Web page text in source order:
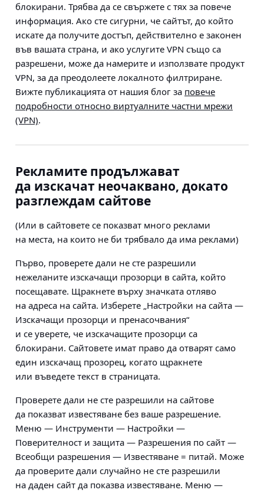
блокирани. Трябва да се свържете с тях за повече
информация. Ако сте сигурни, че сайтът, до който
искате да получите достъп, действително е законен
във вашата страна, и ако услугите VPN също са
разрешени, може да намерите и използвате продукт
VPN, за да преодолеете локалното филтриране.
Вижте публикацията от нашия блог за повече
подробности относно виртуалните частни мрежи
(VPN).
Рекламите продължават
да изскачат неочаквано, докато
разглеждам сайтове
(Или в сайтовете се показват много реклами
на места, на които не би трябвало да има реклами)
Първо, проверете дали не сте разрешили
нежеланите изскачащи прозорци в сайта, който
посещавате. Щракнете върху значката отляво
на адреса на сайта. Изберете „Настройки на сайта —
Изскачащи прозорци и пренасочвания“
и се уверете, че изскачащите прозорци са
блокирани. Сайтовете имат право да отварят само
един изскачащ прозорец, когато щракнете
или въведете текст в страницата.
Проверете дали не сте разрешили на сайтове
да показват известяване без ваше разрешение.
Меню — Инструменти — Настройки —
Поверителност и защита — Разрешения по сайт —
Всеобщи разрешения — Известяване = питай. Може
да проверите дали случайно не сте разрешили
на даден сайт да показва известяване. Меню —